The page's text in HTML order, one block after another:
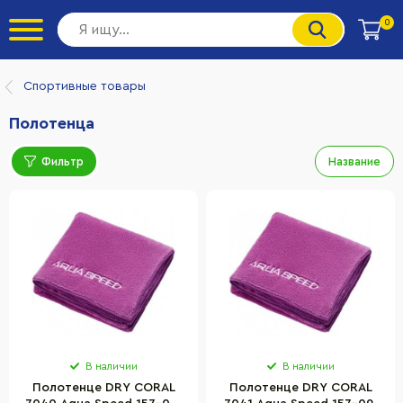
0
Спортивные товары
Полотенца
Фильтр Название
В наличии
Полотенце DRY CORAL
В наличии
Полотенце DRY CORAL